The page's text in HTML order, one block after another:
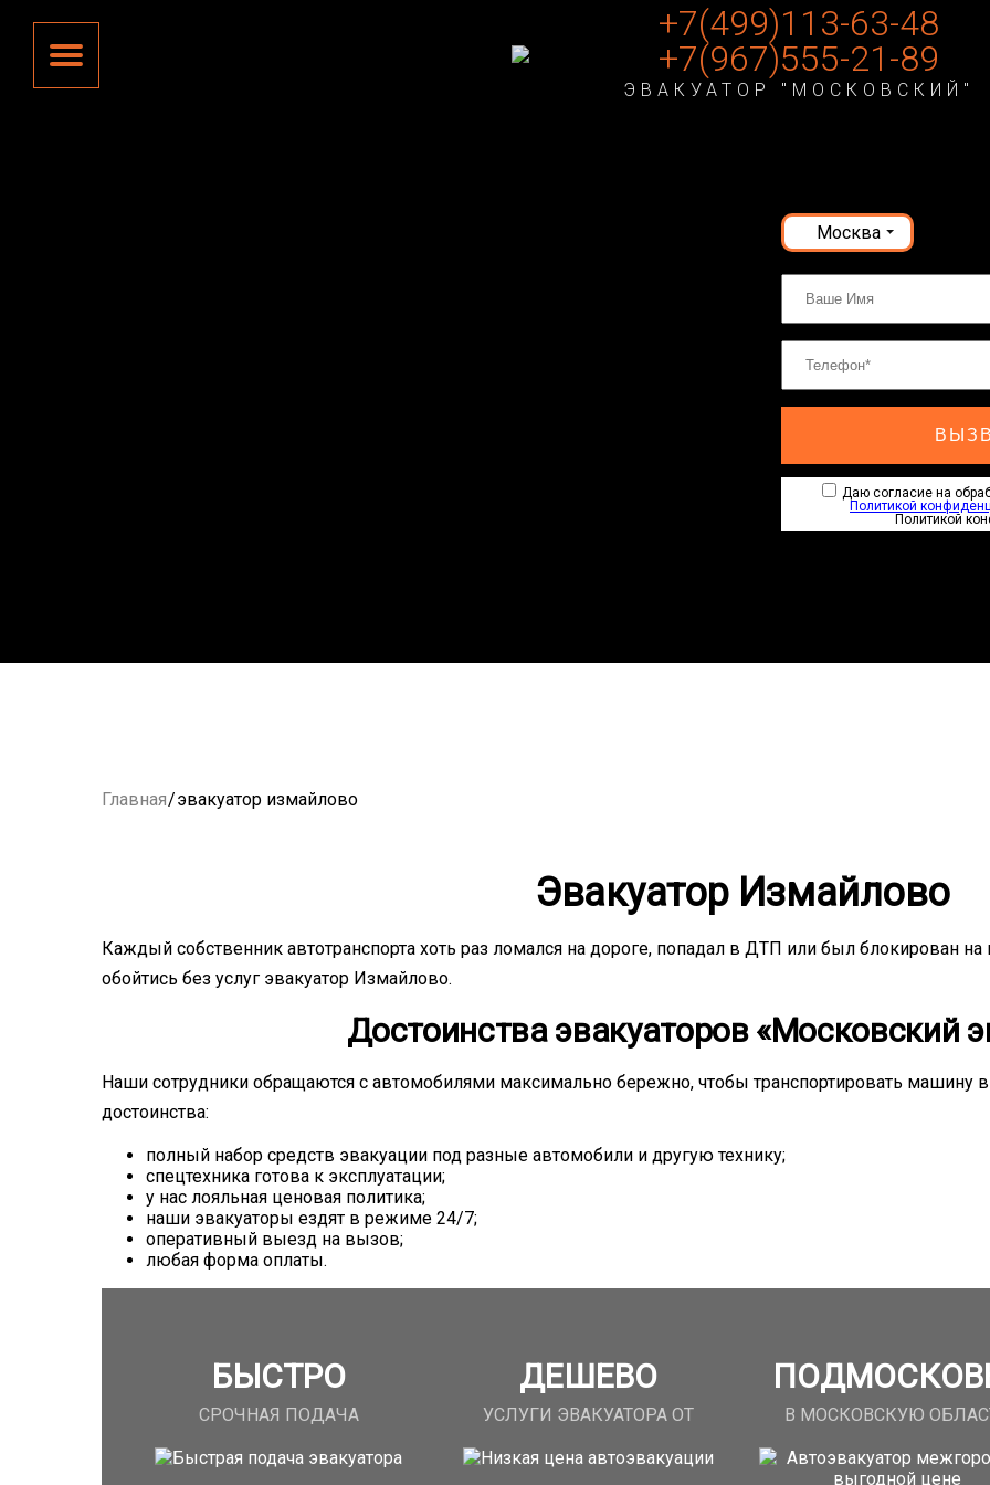
+7(499)113-63-48
+7(967)555-21-89
ЭВАКУАТОР "МОСКОВСКИЙ"
Москва
Даю согласие на
Политикой
Политикой
Главная/эвакуатор измайлово
Эвакуатор Измайлово
Каждый собственник автотранспорта хоть раз ломался на дороге, попадал в ДТП или был блокирован
обойтись без услуг эвакуатор Измайлово.
Достоинства эвакуаторов «Московский
Наши сотрудники обращаются с автомобилями максимально бережно, чтобы транспортировать машину
достоинства:
полный набор средств эвакуации под разные автомобили и другую технику;
спецтехника готова к эксплуатации;
у нас лояльная ценовая политика;
наши эвакуаторы ездят в режиме 24/7;
оперативный выезд на вызов;
любая форма оплаты.
БЫСТРО
СРОЧНАЯ ПОДАЧА
ДЕШЕВО
УСЛУГИ ЭВАКУАТОРА ОТ В МОСКОВСКУЮ